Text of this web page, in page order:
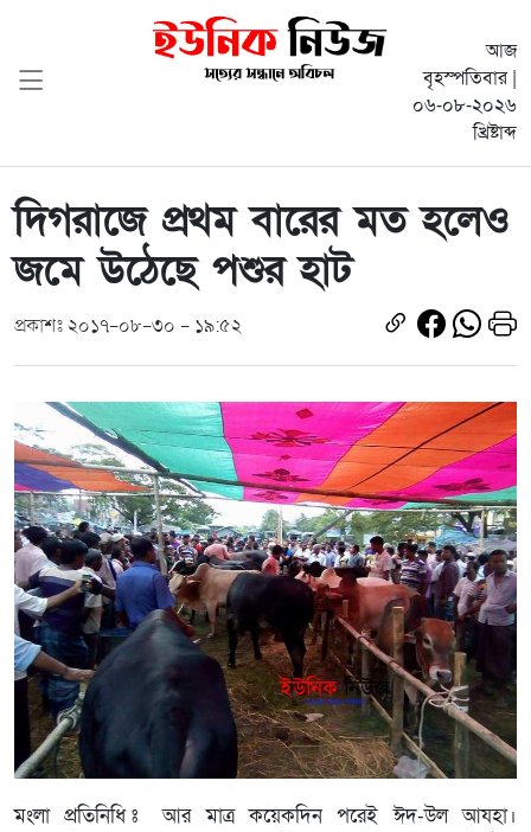
আজ
বৃহস্পতিবার |
০৬-০৮-২০২৬
খ্রিষ্টাব্দ
দিগরাজে প্রথম বারের মত হলেও
জমে উঠেছে পশুর হাট
প্রকাশঃ ২০১৭-০৮-৩০ - ১৯:৫২
মংলা প্রতিনিধি ঃ আর মাত্র কয়েকদিন পরেই ঈদ-উল আযহা।